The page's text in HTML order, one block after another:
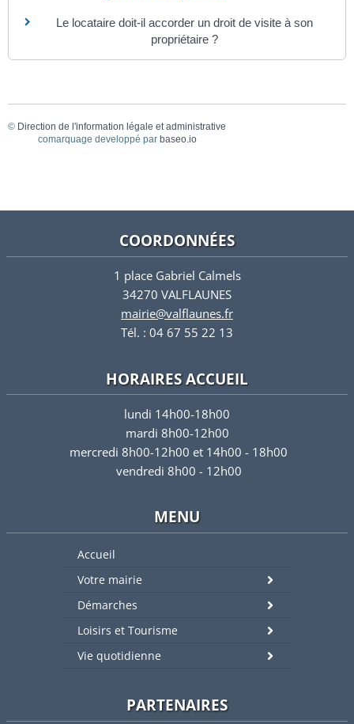
Le locataire doit-il accorder un droit de visite à son
propriétaire ?
© Direction de l'information légale et administrative
comarquage developpé par baseo.io
COORDONNÉES
1 place Gabriel Calmels
34270 VALFLAUNES
mairie@valflaunes.fr
Tél. : 04 67 55 22 13
HORAIRES ACCUEIL
lundi 14h00-18h00
mardi 8h00-12h00
mercredi 8h00-12h00 et 14h00 - 18h00
vendredi 8h00 - 12h00
MENU
Accueil
Votre mairie
Démarches
Loisirs et Tourisme
Vie quotidienne
PARTENAIRES